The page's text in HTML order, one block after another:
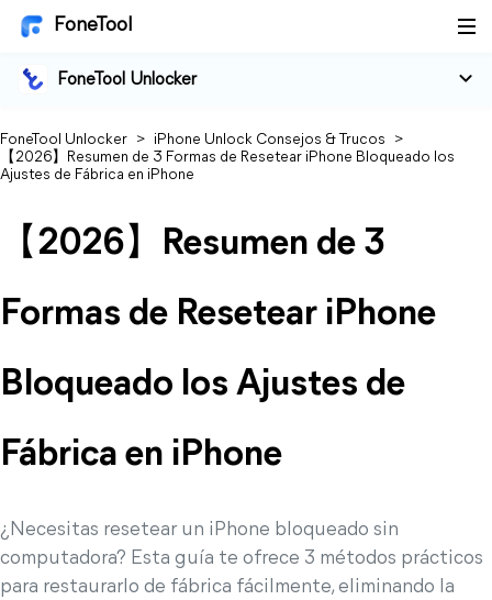
FoneTool
FoneTool Unlocker
FoneTool Unlocker > iPhone Unlock Consejos & Trucos
>
【2026】Resumen de 3 Formas de Resetear iPhone Bloqueado los
Ajustes de Fábrica en iPhone
【2026】Resumen de 3
Formas de Resetear iPhone
Bloqueado los Ajustes de
Fábrica en iPhone
¿Necesitas resetear un iPhone bloqueado sin
computadora? Esta guía te ofrece 3 métodos prácticos
para restaurarlo de fábrica fácilmente, eliminando la